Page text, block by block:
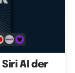
AI der